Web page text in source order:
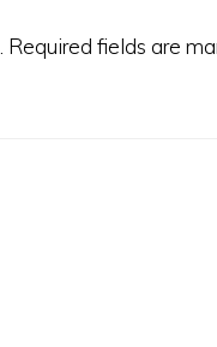
Required fields are